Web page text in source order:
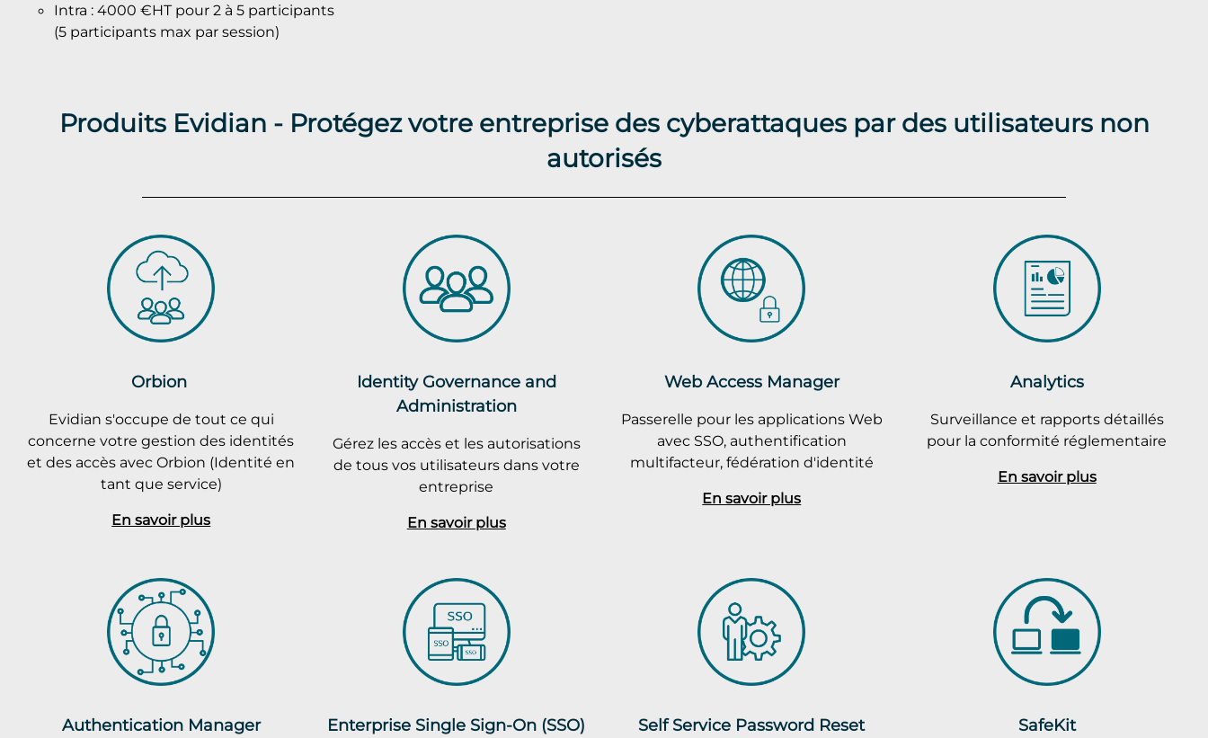
Intra : 4000 €HT pour 2 à 5 participants
(5 participants max par session)
Produits Evidian - Protégez votre entreprise des cyberattaques par des utilisateurs non
autorisés
Orbion
Evidian s'occupe de tout ce qui
concerne votre gestion des identités
et des accès avec Orbion (Identité en
tant que service)
En savoir plus
Identity Governance and
Administration
Gérez les accès et les autorisations
de tous vos utilisateurs dans votre
entreprise
En savoir plus
Web Access Manager
Passerelle pour les applications Web
avec SSO, authentification
multifacteur, fédération d'identité
En savoir plus
Analytics
Surveillance et rapports détaillés
pour la conformité réglementaire
En savoir plus
Authentication Manager Enterprise Single Sign-On (SSO)
Self Service Password Reset
SafeKit